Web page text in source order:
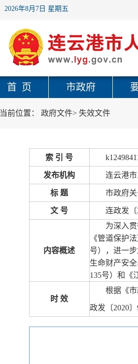
2026年8月7日 星期五
首 页 市政府
当前位置： 政府文件> 失效文件
索 引 号
发布机构 连云港
标 题 市政府
文 号 连政发〔
内容概述
为深入
《管道保护
号），进一
生命财产安
135号）和《
时 效
根据《
政发〔2020